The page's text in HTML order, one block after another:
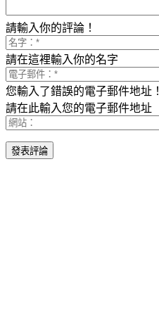
請輸入你的評論！
請在這裡輸入你的名字
您輸入了錯誤的電子郵件地址！
請在此輸入您的電子郵件地址